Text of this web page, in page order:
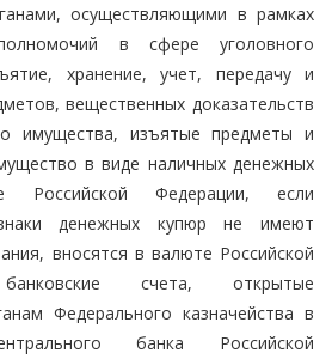
осуществляющими в рамках
в сфере уголовного
хранение, учет, передачу и
вещественных доказательств
имущества, изъятые предметы и
в виде наличных денежных
Федерации, если
денежных купюр не имеют
вносятся в валюте Российской
счета, открытые
Федерального казначейства в
банка Российской